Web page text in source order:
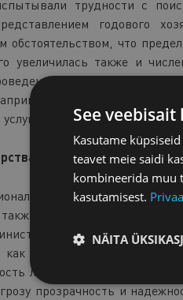
трудности с
годового
обстоятельством, что
увеличилась также и
аудита. Помимо
проведение аудита
на предложение
телерадиовещание
и в Министерство
финансов Райнер
это предлагает
лиц, обязанных
прозрачность и
See
Kasutame
teavet meie saidi
kombineerida muu
kasutamisest.
NÄITA